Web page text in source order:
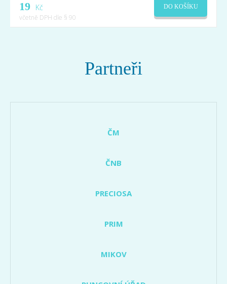
19 Kč
včetně DPH dle § 90
DO KOŠÍKU
Partneři
ČM
ČNB
PRECIOSA
PRIM
MIKOV